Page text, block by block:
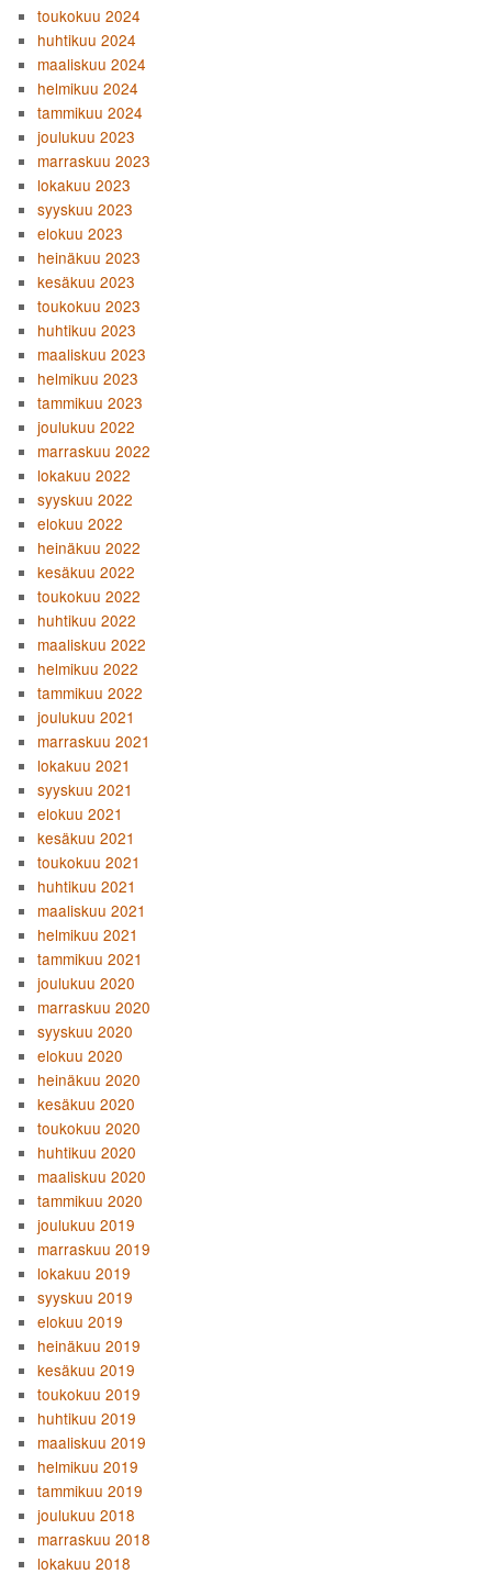
toukokuu 2024
huhtikuu 2024
maaliskuu 2024
helmikuu 2024
tammikuu 2024
joulukuu 2023
marraskuu 2023
lokakuu 2023
syyskuu 2023
elokuu 2023
heinäkuu 2023
kesäkuu 2023
toukokuu 2023
huhtikuu 2023
maaliskuu 2023
helmikuu 2023
tammikuu 2023
joulukuu 2022
marraskuu 2022
lokakuu 2022
syyskuu 2022
elokuu 2022
heinäkuu 2022
kesäkuu 2022
toukokuu 2022
huhtikuu 2022
maaliskuu 2022
helmikuu 2022
tammikuu 2022
joulukuu 2021
marraskuu 2021
lokakuu 2021
syyskuu 2021
elokuu 2021
kesäkuu 2021
toukokuu 2021
huhtikuu 2021
maaliskuu 2021
helmikuu 2021
tammikuu 2021
joulukuu 2020
marraskuu 2020
syyskuu 2020
elokuu 2020
heinäkuu 2020
kesäkuu 2020
toukokuu 2020
huhtikuu 2020
maaliskuu 2020
tammikuu 2020
joulukuu 2019
marraskuu 2019
lokakuu 2019
syyskuu 2019
elokuu 2019
heinäkuu 2019
kesäkuu 2019
toukokuu 2019
huhtikuu 2019
maaliskuu 2019
helmikuu 2019
tammikuu 2019
joulukuu 2018
marraskuu 2018
lokakuu 2018